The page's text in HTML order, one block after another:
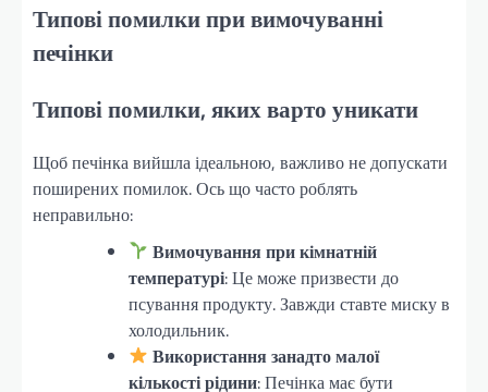
Типові помилки при вимочуванні
печінки
Типові помилки, яких варто уникати
Щоб печінка вийшла ідеальною, важливо не допускати
поширених помилок. Ось що часто роблять
неправильно:
Вимочування при кімнатній
температурі: Це може призвести до
псування продукту. Завжди ставте миску в
холодильник.
Використання занадто малої
кількості рідини: Печінка має бути